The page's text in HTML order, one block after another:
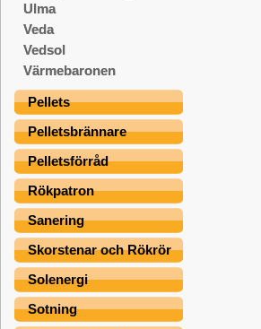
Ulma
Veda
Vedsol
Värmebaronen
Pellets
Pelletsbrännare
Pelletsförråd
Rökpatron
Sanering
Skorstenar och Rökrör
Solenergi
Sotning